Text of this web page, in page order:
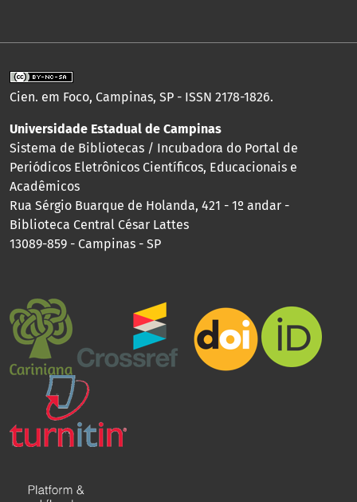
Cien. em Foco, Campinas, SP - ISSN 2178-1826.
Universidade Estadual de Campinas
Sistema de Bibliotecas / Incubadora do Portal de
Periódicos Eletrônicos Científicos, Educacionais e
Acadêmicos
Rua Sérgio Buarque de Holanda, 421 - 1º andar -
Biblioteca Central César Lattes
13089-859 - Campinas - SP